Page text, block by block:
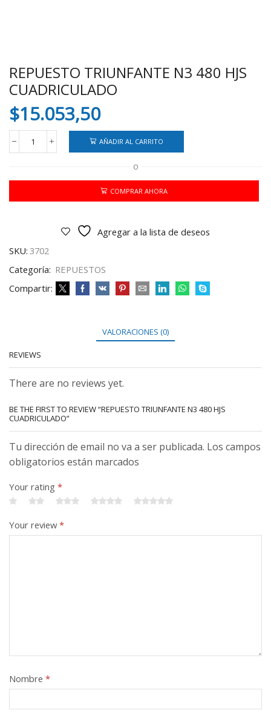
REPUESTO TRIUNFANTE N3 480 HJS
CUADRICULADO
$15.053,50
REPUESTO
TRIUNFANTE
480
CUADRICULADO
AÑADIR AL CARRITO
O
COMPRAR AHORA
Agregar a la lista de deseos
SKU: 3702
Categoría: REPUESTOS
Compartir:
VALORACIONES (0)
REVIEWS
There are no reviews yet.
BE THE FIRST TO REVIEW “REPUESTO TRIUNFANTE N3 480 HJS
CUADRICULADO”
Tu dirección de email no va a ser publicada. Los campos
obligatorios están marcados
Your rating *
Your review*
Nombre *